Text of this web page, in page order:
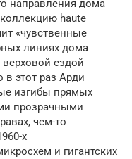
направления дома
haute
«чувственные
линиях дома
ездой
в этот раз Арди
изгибы прямых
прозрачными
чем-то
х
и гигантских